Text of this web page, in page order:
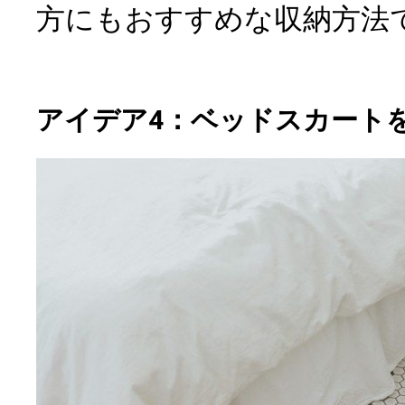
方にもおすすめな収納方法
アイデア4：ベッドスカート